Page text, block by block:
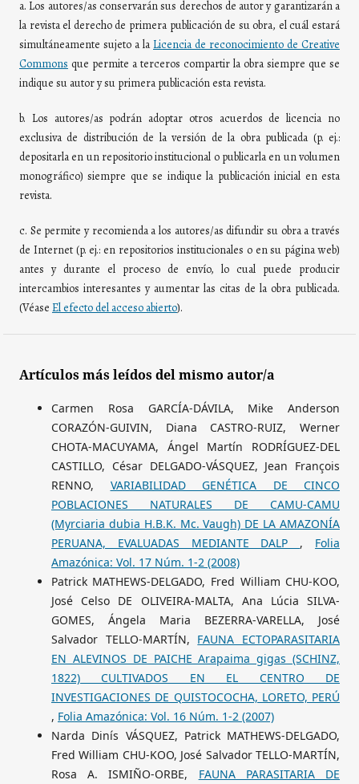
a. Los autores/as conservarán sus derechos de autor y garantizarán a
la revista el derecho de primera publicación de su obra, el cuál estará
simultáneamente sujeto a la Licencia de reconocimiento de Creative
Commons que permite a terceros compartir la obra siempre que se
indique su autor y su primera publicación esta revista.
b. Los autores/as podrán adoptar otros acuerdos de licencia no
exclusiva de distribución de la versión de la obra publicada (p. ej.:
depositarla en un repositorio institucional o publicarla en un volumen
monográfico) siempre que se indique la publicación inicial en esta
revista.
c. Se permite y recomienda a los autores/as difundir su obra a través
de Internet (p. ej.: en repositorios institucionales o en su página web)
antes y durante el proceso de envío, lo cual puede producir
intercambios interesantes y aumentar las citas de la obra publicada.
(Véase El efecto del acceso abierto).
Artículos más leídos del mismo autor/a
Carmen Rosa GARCÍA-DÁVILA, Mike Anderson
CORAZÓN-GUIVIN, Diana CASTRO-RUIZ, Werner
CHOTA-MACUYAMA, Ángel Martín RODRÍGUEZ-DEL
CASTILLO, César DELGADO-VÁSQUEZ, Jean François
RENNO, VARIABILIDAD GENÉTICA DE CINCO
POBLACIONES NATURALES DE CAMU-CAMU
(Myrciaria dubia H.B.K. Mc. Vaugh) DE LA AMAZONÍA
PERUANA, EVALUADAS MEDIANTE DALP , Folia
Amazónica: Vol. 17 Núm. 1-2 (2008)
Patrick MATHEWS-DELGADO, Fred William CHU-KOO,
José Celso DE OLIVEIRA-MALTA, Ana Lúcia SILVA-
GOMES, Ángela Maria BEZERRA-VARELLA, José
Salvador TELLO-MARTÍN, FAUNA ECTOPARASITARIA
EN ALEVINOS DE PAICHE Arapaima gigas (SCHINZ,
1822) CULTIVADOS EN EL CENTRO DE
INVESTIGACIONES DE QUISTOCOCHA, LORETO, PERÚ
, Folia Amazónica: Vol. 16 Núm. 1-2 (2007)
Narda Dinís VÁSQUEZ, Patrick MATHEWS-DELGADO,
Fred William CHU-KOO, José Salvador TELLO-MARTÍN,
Rosa A. ISMIÑO-ORBE, FAUNA PARASITARIA DE